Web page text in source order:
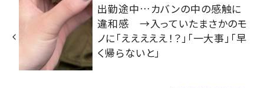
出勤途中…カバンの中の感触に
違和感 →入っていたまさかのモ
ノに「えええええ！？」「一大事」「早
く帰らないと」